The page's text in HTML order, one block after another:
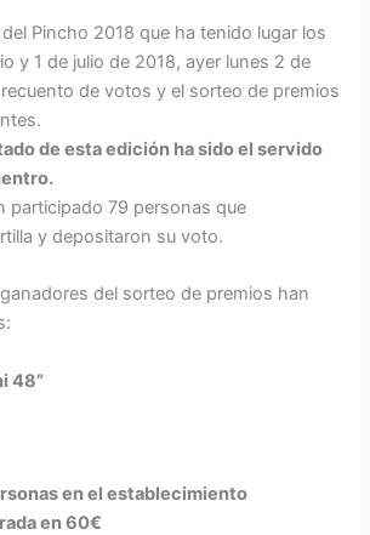
del Pincho 2018 que ha tenido lugar los
y 1 de julio de 2018, ayer lunes 2 de
de votos y el sorteo de premios
de esta edición ha sido el servido
participado 79 personas que
y depositaron su voto.
del sorteo de premios han
48”
en el establecimiento
en 60€